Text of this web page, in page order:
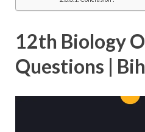
12th Biology
Questions |